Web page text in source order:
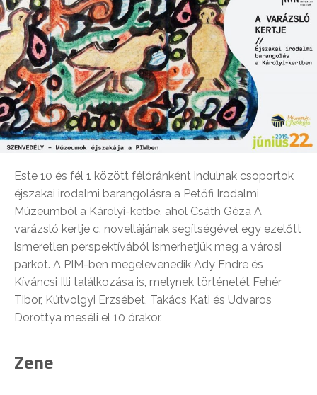
Este 10 és fél 1 között félóránként indulnak csoportok
éjszakai irodalmi barangolásra a Petőfi Irodalmi
Múzeumból a Károlyi-ketbe, ahol Csáth Géza A
varázsló kertje c. novellájának segítségével egy ezelőtt
ismeretlen perspektívából ismerhetjük meg a városi
parkot. A PIM-ben megelevenedik Ady Endre és
Kíváncsi Illi találkozása is, melynek történetét Fehér
Tibor, Kútvolgyi Erzsébet, Takács Kati és Udvaros
Dorottya meséli el 10 órakor.
Zene